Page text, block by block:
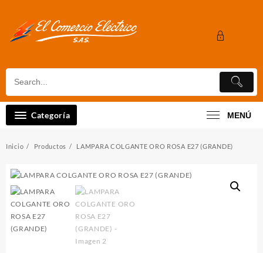
contenido
Categoría MENÚ
Inicio Productos LAMPARA COLGANTE ORO ROSA E27 (GRANDE)